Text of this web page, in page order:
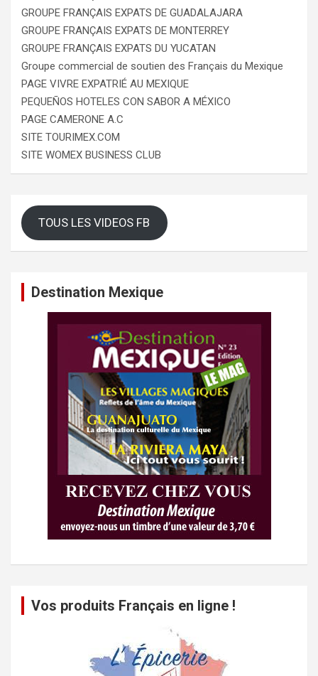
GROUPE FRANÇAIS EXPATS DE GUADALAJARA
GROUPE FRANÇAIS EXPATS DE MONTERREY
GROUPE FRANÇAIS EXPATS DU YUCATAN
Groupe commercial de soutien des Français du Mexique
PAGE VIVRE EXPATRIÉ AU MEXIQUE
PEQUEÑOS HOTELES CON SABOR A MÉXICO
PAGE CAMERONE A.C
SITE TOURIMEX.COM
SITE WOMEX BUSINESS CLUB
TOUS LES VIDEOS FB
Destination Mexique
Vos produits Français en ligne !